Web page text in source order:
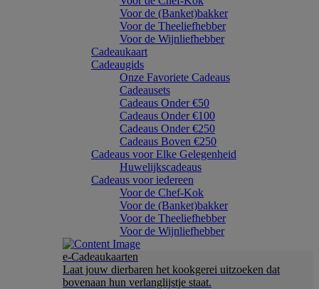
Voor de (Banket)bakker
Voor de Theeliefhebber
Voor de Wijnliefhebber
Cadeaukaart
Cadeaugids
Onze Favoriete Cadeaus
Cadeausets
Cadeaus Onder €50
Cadeaus Onder €100
Cadeaus Onder €250
Cadeaus Boven €250
Cadeaus voor Elke Gelegenheid
Huwelijkscadeaus
Cadeaus voor iedereen
Voor de Chef-Kok
Voor de (Banket)bakker
Voor de Theeliefhebber
Voor de Wijnliefhebber
e-Cadeaukaarten
Laat jouw dierbaren het kookgerei uitzoeken dat
bovenaan hun verlanglijstje staat.